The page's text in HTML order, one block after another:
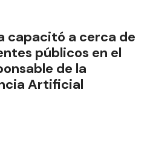
capacitó a cerca de
públicos en el
de la
Artificial